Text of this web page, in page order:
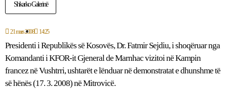
Shkarko Galerinë
21 mars 2008 14:25
Presidenti i Republikës së Kosovës, Dr. Fatmir Sejdiu, i shoqëruar nga
Komandanti i KFOR-it Gjeneral de Marnhac vizitoi në Kampin
francez në Vushtrri, ushtarët e lënduar në demonstratat e dhunshme të
së hënës (17. 3. 2008) në Mitrovicë.